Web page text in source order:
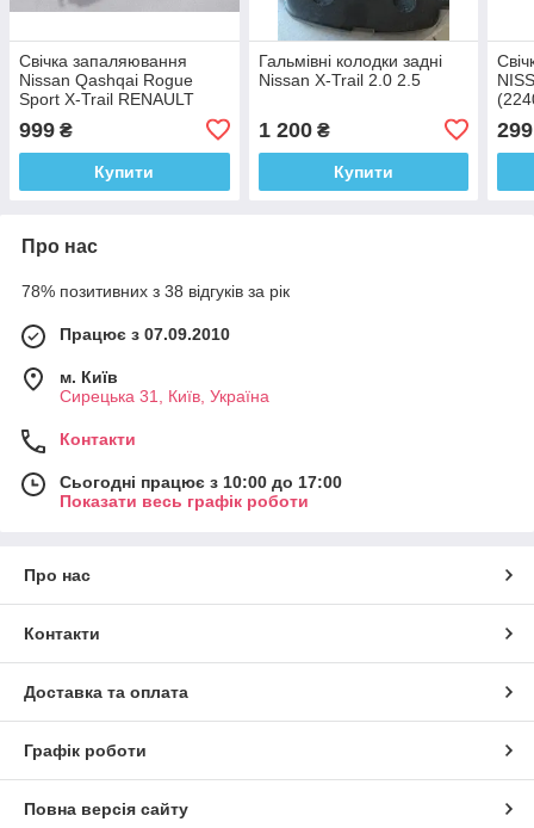
Свічка запаляювання
Nissan Qashqai Rogue
Sport X-Trail RENAULT
EX,FX,G,M,Q,QX
224016CT1C
999 ₴
Купити
Гальмівні колодки задні
Nissan X-Trail 2.0 2.5
1 200₴
Купити
299
Про нас
78% позитивних з 38 відгуків за рік
Працює з 07.09.2010
м. Київ
Сирецька 31, Київ, Україна
Контакти
Сьогодні працює з 10:00 до 17:00
Показати весь графік роботи
Про нас
Контакти
Доставка та оплата
Графік роботи
Повна версія сайту